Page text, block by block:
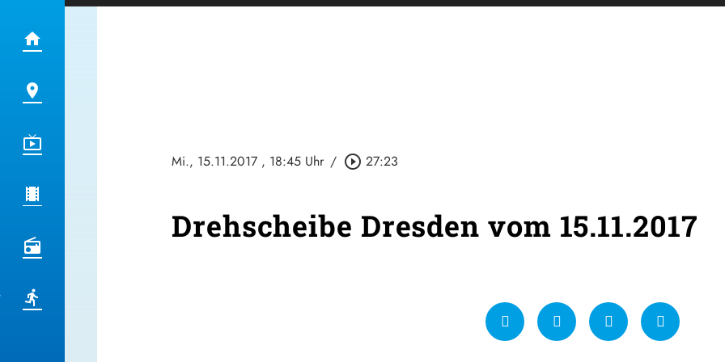
Mi., 15.11.2017 , 18:45 Uhr / play_circle_outline 27:23
Drehscheibe Dresden vom 15.11.2017